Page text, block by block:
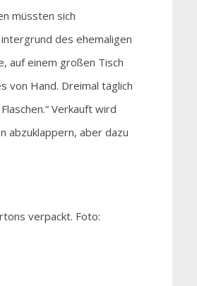
müssten sich
des ehemaligen
auf einem großen Tisch
von Hand. Dreimal täglich
Verkauft wird
abzuklappern, aber dazu
verpackt. Foto: